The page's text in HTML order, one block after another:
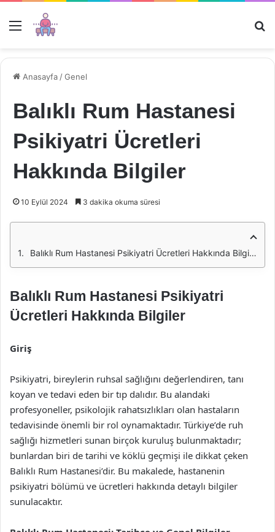
Menü
Anasayfa /Genel
Balıklı Rum Hastanesi
Psikiyatri Ücretleri
Hakkında Bilgiler
10 Eylül 2024 3 dakika okuma süresi
Balıklı Rum Hastanesi Psikiyatri Ücretleri Hakkında Bilgiler
Balıklı Rum Hastanesi Psikiyatri
Ücretleri Hakkında Bilgiler
Giriş
Psikiyatri, bireylerin ruhsal sağlığını değerlendiren, tanı
koyan ve tedavi eden bir tıp dalıdır. Bu alandaki
profesyoneller, psikolojik rahatsızlıkları olan hastaların
tedavisinde önemli bir rol oynamaktadır. Türkiye’de ruh
sağlığı hizmetleri sunan birçok kuruluş bulunmaktadır;
bunlardan biri de tarihi ve köklü geçmişi ile dikkat çeken
Balıklı Rum Hastanesi’dir. Bu makalede, hastanenin
psikiyatri bölümü ve ücretleri hakkında detaylı bilgiler
sunulacaktır.